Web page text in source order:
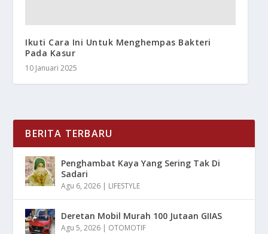
Ikuti Cara Ini Untuk Menghempas Bakteri
Pada Kasur
10 Januari 2025
BERITA TERBARU
Penghambat Kaya Yang Sering Tak Di
Sadari
Agu 6, 2026 | LIFESTYLE
Deretan Mobil Murah 100 Jutaan GIIAS
Agu 5, 2026 | OTOMOTIF